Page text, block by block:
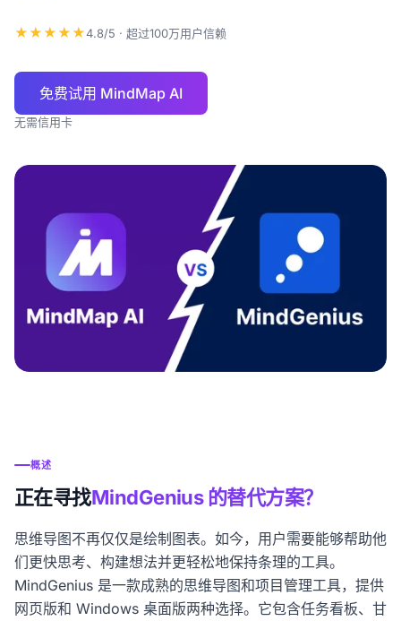
★★★★★4.8/5 · 超过100万用户信赖
免费试用 MindMap AI
无需信用卡
概述
正在寻找MindGenius 的替代方案？
思维导图不再仅仅是绘制图表。如今，用户需要能够帮助他
们更快思考、构建想法并更轻松地保持条理的工具。
MindGenius 是一款成熟的思维导图和项目管理工具，提供
网页版和 Windows 桌面版两种选择。它包含任务看板、甘